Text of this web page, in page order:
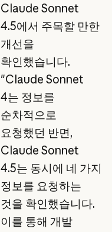
Claude Sonnet
4.5에서 주목할 만한
개선을
확인했습니다.
"Claude Sonnet
4는 정보를
순차적으로
요청했던 반면,
Claude Sonnet
4.5는 동시에 네 가지
정보를 요청하는
것을 확인했습니다.
이를 통해 개발